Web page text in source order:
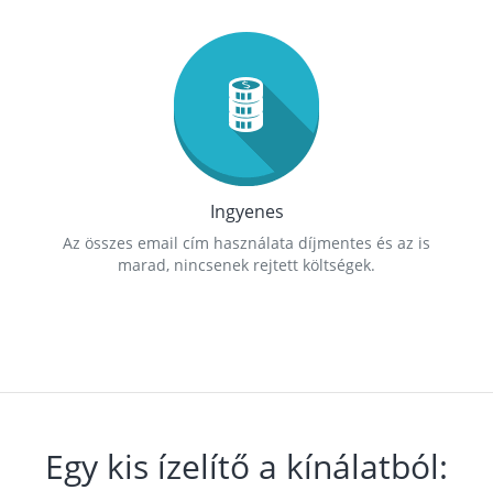
Ingyenes
Az összes email cím használata díjmentes és az is
marad, nincsenek rejtett költségek.
Egy kis ízelítő a kínálatból: